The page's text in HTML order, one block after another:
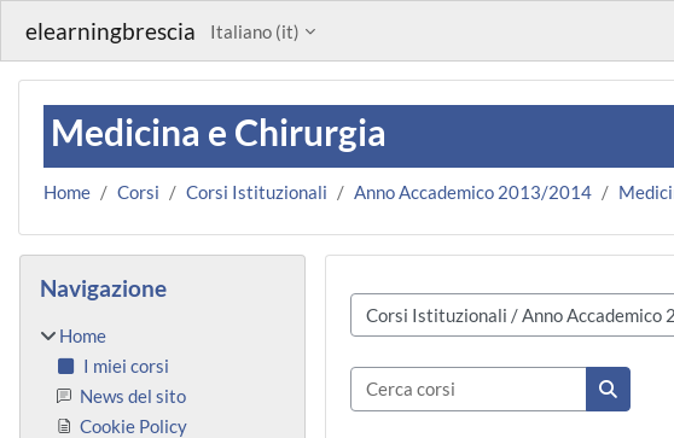
elearningbrescia Italiano ‎(it)‎
Medicina e Chirurgia
Home Corsi Corsi Istituzionali Anno Accademico 2013/2014
Categorie di corso
Cerca corsi
Cerca
Blocchi
Navigazione
Home
I miei corsi
News del sito
Cookie Policy